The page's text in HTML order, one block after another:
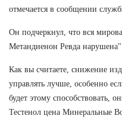
отмечается в сообщении
Он подчеркнул, что вся
Метандиенон Ревда нарушена".
Как вы считаете, снижение
управлять лучше, особенно
будет этому способствовать,
Тестенол цена Минеральные